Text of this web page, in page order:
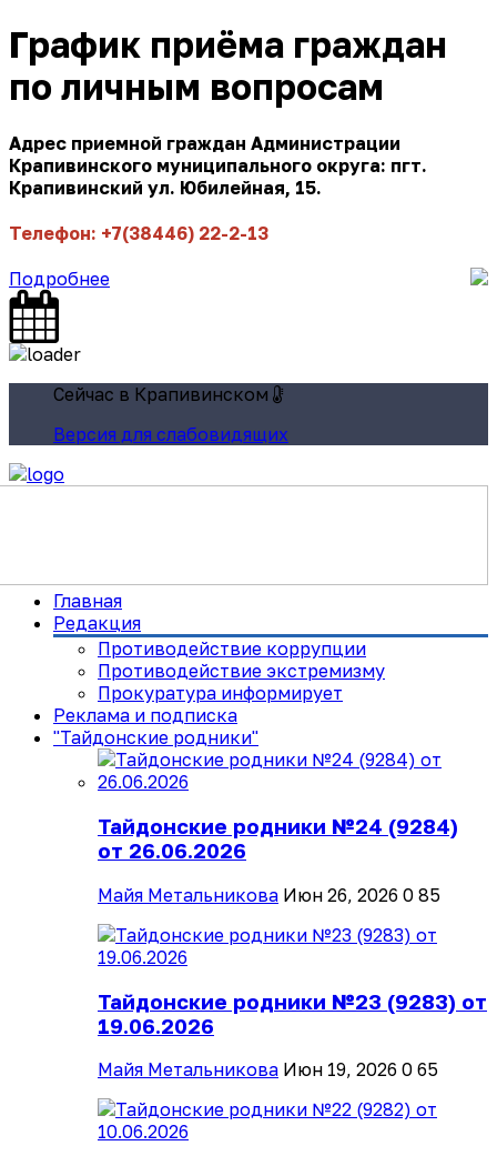
График приёма граждан
по личным вопросам
Адрес приемной граждан Администрации
Крапивинского муниципального округа: пгт.
Крапивинский ул. Юбилейная, 15.
Телефон: +7(38446) 22-2-13
Подробнее
Сейчас в Крапивинском
Версия для слабовидящих
Главная
Редакция
Противодействие коррупции
Противодействие экстремизму
Прокуратура информирует
Реклама и подписка
"Тайдонские родники"
Тайдонские родники №24 (9284)
от 26.06.2026
Майя Метальникова Июн 26, 2026 0 85
Тайдонские родники №23 (9283) от
19.06.2026
Майя Метальникова Июн 19, 2026 0 65